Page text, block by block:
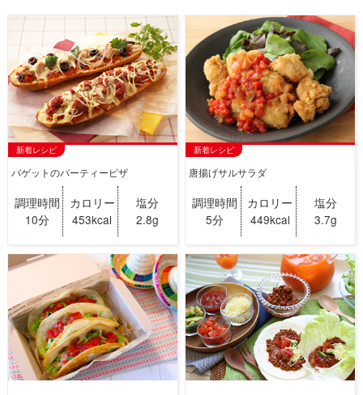
新着レシピ
バゲットのパーティーピザ
調理時間
10分
カロリー
453kcal
塩分
2.8g
新着レシピ
唐揚げサルサラダ
調理時間
5分
カロリー
449kcal
塩分
3.7g